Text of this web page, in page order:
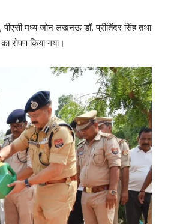
मध्य जोन लखनऊ डॉ. प्रीतिंदर सिंह तथा
रोपण किया गया।